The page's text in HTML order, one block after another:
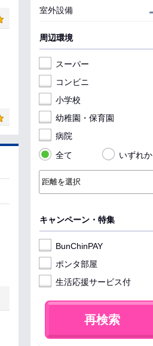
室外設備
周辺環境
スーパー
コンビニ
小学校
幼稚園・保育園
病院
全て
いずれか
キャンペーン・特集
BunChinPAY
ポンタ部屋
生活応援サービス付
再検索